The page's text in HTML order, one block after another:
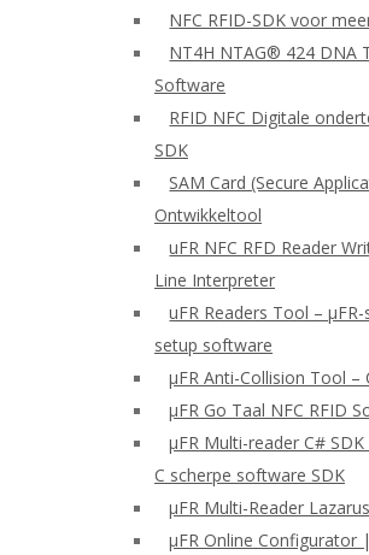
NFC RFID-SDK voor
NT4H NTAG® 424 DNA
Software
RFID NFC Digitale
SDK
SAM Card (Secure
Ontwikkeltool
uFR NFC RFD Reader
Line Interpreter
uFR Readers Tool –
setup software
μFR Anti-Collision Tool –
μFR Go Taal NFC RFID
μFR Multi-reader C#
C scherpe software SDK
μFR Multi-Reader
μFR Online Configurator |